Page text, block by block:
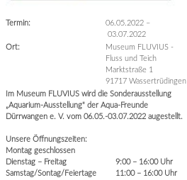
Termin: 06.05.2022 –
03.07.2022
Ort:
Museum FLUVIUS -
Fluss und Teich
Marktstraße 1
91717 Wassertrüdingen
Im Museum FLUVIUS wird die Sonderausstellung
„Aquarium-Ausstellung" der Aqua-Freunde
Dürrwangen e. V. vom 06.05.-03.07.2022 augestellt.
Unsere Öffnungszeiten:
Montag geschlossen
Dienstag – Freitag 9:00 – 16:00 Uhr
Samstag/Sontag/Feiertage 11:00 – 16:00 Uhr